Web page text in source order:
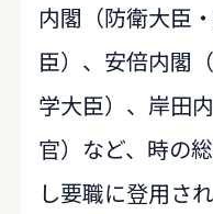
内閣（防衛大臣
臣）、安倍内閣
学大臣）、岸田
官）など、時の
し要職に登用さ